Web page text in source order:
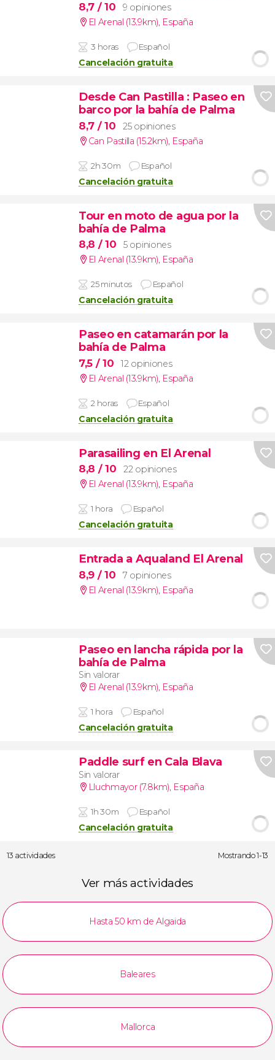
8,7 / 10
9 opiniones
El Arenal (13.9km), España
3 horas Español
Cancelación gratuita
Desde Can Pastilla : Paseo en
barco por la bahía de Palma
8,7 / 10
25 opiniones
Can Pastilla (15.2km), España
2h 30m Español
Cancelación gratuita
Tour en moto de agua por la
bahía de Palma
8,8 / 10
5 opiniones
El Arenal (13.9km), España
25 minutos Español
Cancelación gratuita
Paseo en catamarán por la
bahía de Palma
7,5 / 10
12 opiniones
El Arenal (13.9km), España
2 horas Español
Cancelación gratuita
Parasailing en El Arenal
8,8 / 10
22 opiniones
El Arenal (13.9km), España
1 hora Español
Cancelación gratuita
Entrada a Aqualand El Arenal
8,9 / 10
7 opiniones
El Arenal (13.9km), España
Paseo en lancha rápida por la
bahía de Palma
Sin valorar
El Arenal (13.9km), España
1 hora Español
Cancelación gratuita
Paddle surf en Cala Blava
Sin valorar
Lluchmayor (7.8km), España
1h 30m Español
Cancelación gratuita
13 actividades Mostrando 1-13
Ver más actividades
Hasta 50 km de Algaida
Baleares
Mallorca